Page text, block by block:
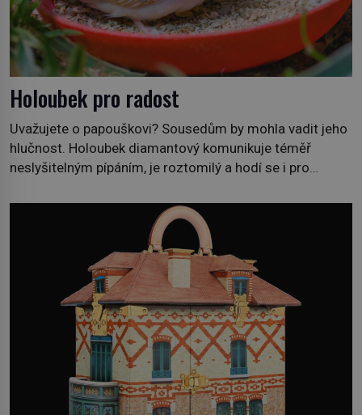
Holoubek pro radost
Uvažujete o papouškovi? Sousedům by mohla vadit jeho
hlučnost. Holoubek diamantový komunikuje téměř
neslyšitelným pípáním, je roztomilý a hodí se i pro
klidného ptáčka, který většinu dne jen posedává. Hodně
času tráví na zemi, kde sbírá zbytky semínek Jeho
domovinou je prakticky celá Austrálie s výjimkou
pobřežní oblasti. […]